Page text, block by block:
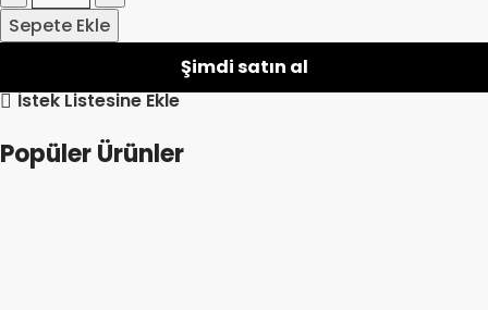
Sepete Ekle
Şimdi satın al
İstek Listesine Ekle
Popüler Ürünler